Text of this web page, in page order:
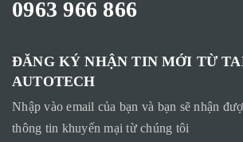
0963 966 866
ĐĂNG KÝ NHẬN TIN MỚI TỪ
AUTOTECH
Nhập vào email của bạn và bạn sẽ nhận
thông tin khuyến mại từ chúng tôi